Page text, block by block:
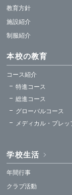
教育方針
施設紹介
制服紹介
本校の教育
コース紹介
特進コース
総進コース
グローバルコース
メディカル・プレッ
学校生活
年間行事
クラブ活動